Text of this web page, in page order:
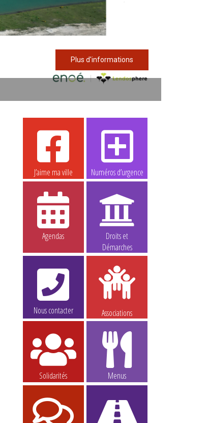
Plus d'informations
J’aime ma ville Numéros d’urgence
Agendas
Droits et
Démarches
Nous contacter Associations
Solidarités Menus